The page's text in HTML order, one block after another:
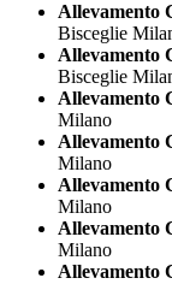
Allevamento
Bisceglie
Allevamento
Bisceglie
Allevamento
Milano
Allevamento
Milano
Allevamento
Milano
Allevamento
Milano
Allevamento